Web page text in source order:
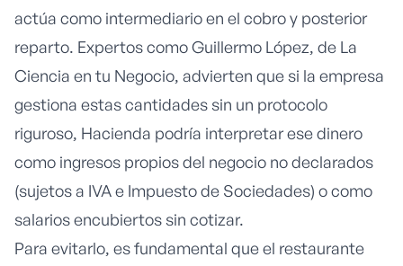
actúa como intermediario en el cobro y posterior
reparto. Expertos como Guillermo López, de La
Ciencia en tu Negocio, advierten que si la empresa
gestiona estas cantidades sin un protocolo
riguroso, Hacienda podría interpretar ese dinero
como ingresos propios del negocio no declarados
(sujetos a IVA e Impuesto de Sociedades) o como
salarios encubiertos sin cotizar.
Para evitarlo, es fundamental que el restaurante